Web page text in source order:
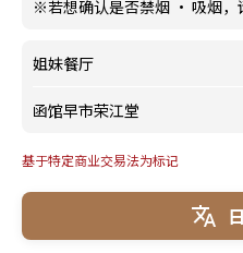
※若想确认是否禁烟 · 吸烟，
姐妹餐厅
函馆早市荣江堂
基于特定商业交易法为标记